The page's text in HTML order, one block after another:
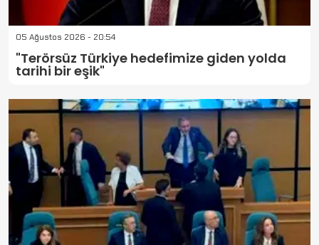
05 Ağustos 2026 - 20:54
"Terörsüz Türkiye hedefimize giden yolda
tarihi bir eşik"